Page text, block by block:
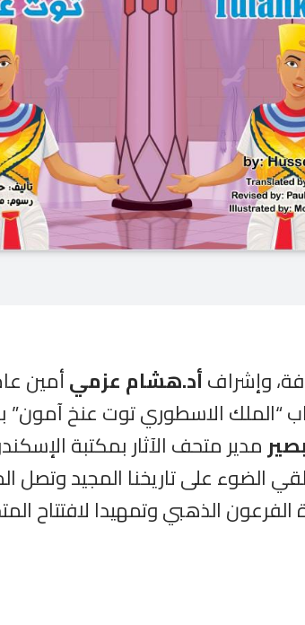
وإشرافأد.هشام عزميأمين
“الملك الاسطوري توت عنخ آمون”
مدير متحف الآثار بمكتبة
الضوء على تاريخنا المجيد
على اكتشاف مقبرة الفرعون الذهبي